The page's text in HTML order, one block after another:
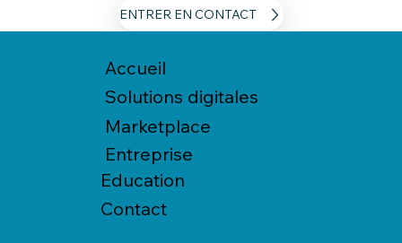
ENTRER EN CONTACT
Accueil
Solutions digitales
Marketplace
Entreprise
Education
Contact